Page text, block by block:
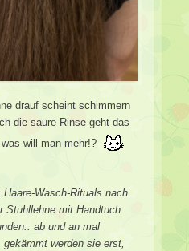
drauf scheint schimmern
die saure Rinse geht das
will man mehr!?
Wasch-Rituals nach
Stuhllehne mit Handtuch
ab und an mal
werden sie erst,